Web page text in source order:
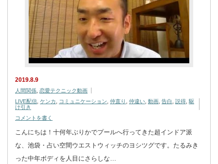
2019.8.9
人間関係 恋愛テクニック動画
LIVE配信 ケンカ コミュニケーション 仲直り 仲違い 動画 告白 説得 駆
け引き
コメントを書く
こんにちは！十何年ぶりかでプールへ行ってきた超インドア派
な、池袋・占い空間ウエストウィッチのヨシツグです。たるみき
った中年ボディを人目にさらしな…